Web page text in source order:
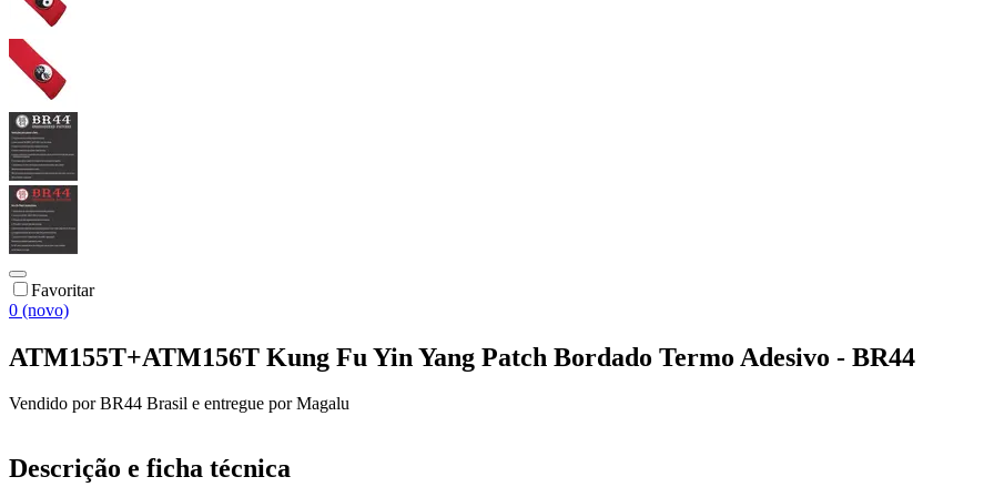
Favoritar
0 (novo)
ATM155T+ATM156T Kung Fu Yin Yang Patch Bordado Termo Adesivo - BR44
Vendido porBR44 Brasil e entregue por Magalu
Descrição e ficha técnica